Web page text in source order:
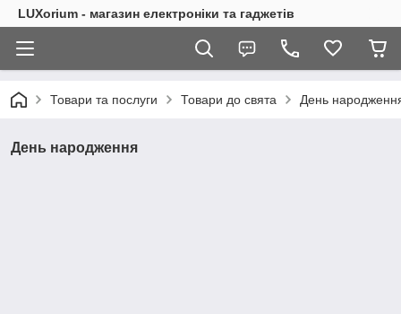
LUXorium - магазин електроніки та гаджетів
Товари та послуги Товари до свята День
День народження